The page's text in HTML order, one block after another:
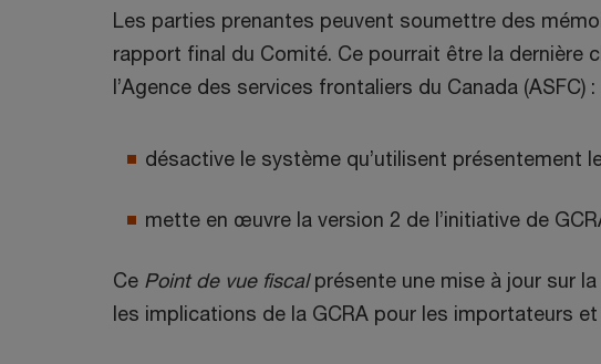
Les parties prenantes peuvent soumettre des
rapport final du Comité. Ce pourrait être la dernière
l’Agence des services frontaliers du Canada (ASFC) :
désactive le système qu’utilisent présentement
mette en œuvre la version 2 de l’initiative de
Ce Point de vue fiscalprésente une mise à jour sur la
les implications de la GCRA pour les importateurs